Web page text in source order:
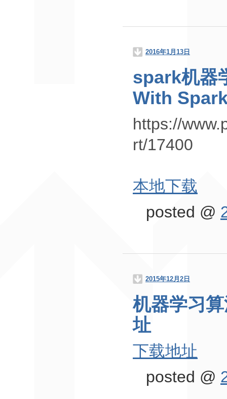
2016年1月13日
spark机器
With
https://
rt/17400
本地下载
posted @
2015年12月2日
机器学习
址
下载地址
posted @